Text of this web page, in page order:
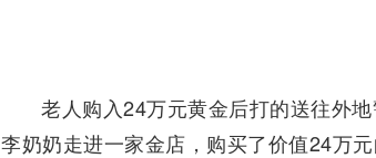
老人购入24万元黄金后打的送往外
李奶奶走进一家金店，购买了价值24万